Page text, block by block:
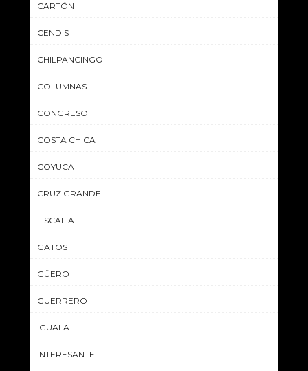
CARTÓN
CENDIS
CHILPANCINGO
COLUMNAS
CONGRESO
COSTA CHICA
COYUCA
CRUZ GRANDE
FISCALIA
GATOS
GÜERO
GUERRERO
IGUALA
INTERESANTE